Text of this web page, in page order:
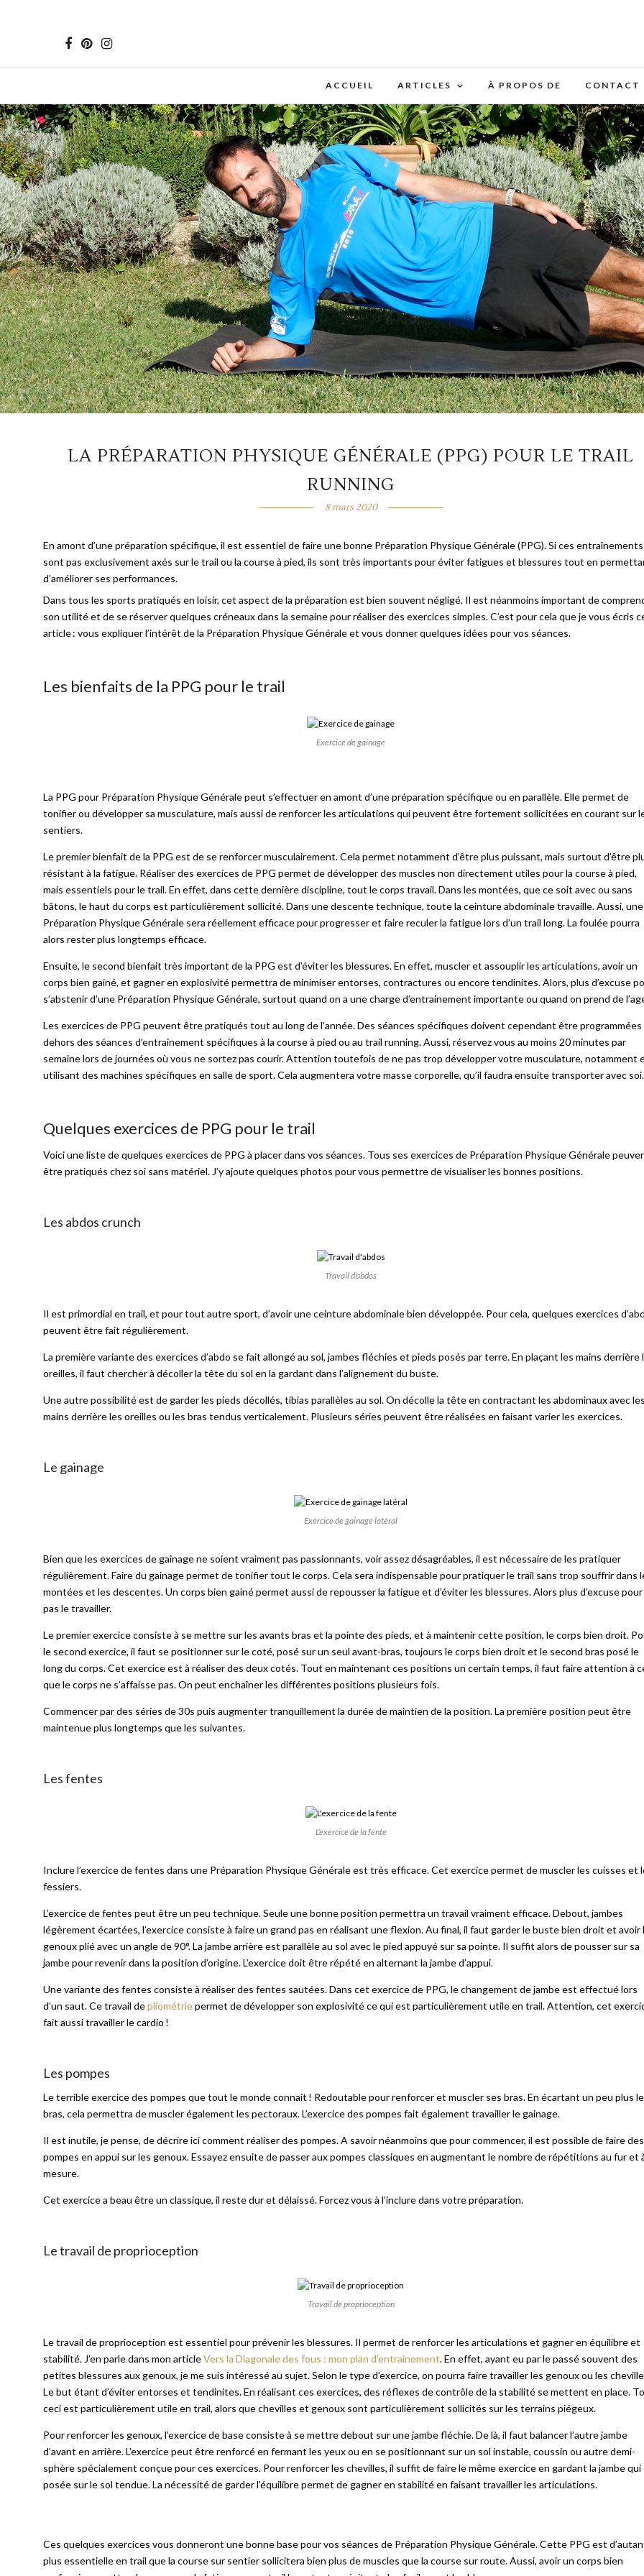
ACCUEIL ARTICLES À PROPOS DE CONTACT
LA PRÉPARATION PHYSIQUE GÉNÉRALE (PPG) POUR LE TRAIL
RUNNING
8 mars 2020
En amont d’une préparation spécifique, il est essentiel de faire une bonne Préparation Physique Générale (PPG). Si ces
sont pas exclusivement axés sur le trail ou la course à pied, ils sont très importants pour éviter fatigues et blessures tout en
d’améliorer ses performances.
Dans tous les sports pratiqués en loisir, cet aspect de la préparation est bien souvent négligé. Il est néanmoins important de
son utilité et de se réserver quelques créneaux dans la semaine pour réaliser des exercices simples. C’est pour cela que je vous écris
article : vous expliquer l’intérêt de la Préparation Physique Générale et vous donner quelques idées pour vos séances.
Les bienfaits de la PPG pour le trail
Exercice de gainage
La PPG pour Préparation Physique Générale peut s’effectuer en amont d’une préparation spécifique ou en parallèle. Elle permet de
tonifier ou développer sa musculature, mais aussi de renforcer les articulations qui peuvent être fortement sollicitées en courant sur
sentiers.
Le premier bienfait de la PPG est de se renforcer musculairement. Cela permet notamment d’être plus puissant, mais surtout d’être
résistant à la fatigue. Réaliser des exercices de PPG permet de développer des muscles non directement utiles pour la course à pied,
mais essentiels pour le trail. En effet, dans cette dernière discipline, tout le corps travail. Dans les montées, que ce soit avec ou sans
bâtons, le haut du corps est particulièrement sollicité. Dans une descente technique, toute la ceinture abdominale travaille. Aussi, une
Préparation Physique Générale sera réellement efficace pour progresser et faire reculer la fatigue lors d’un trail long. La foulée pourra
alors rester plus longtemps efficace.
Ensuite, le second bienfait très important de la PPG est d’éviter les blessures. En effet, muscler et assouplir les articulations, avoir un
corps bien gainé, et gagner en explosivité permettra de minimiser entorses, contractures ou encore tendinites. Alors, plus d’excuse
s’abstenir d’une Préparation Physique Générale, surtout quand on a une charge d’entrainement importante ou quand on prend de
Les exercices de PPG peuvent être pratiqués tout au long de l’année. Des séances spécifiques doivent cependant être programmées
dehors des séances d’entrainement spécifiques à la course à pied ou au trail running. Aussi, réservez vous au moins 20 minutes par
semaine lors de journées où vous ne sortez pas courir. Attention toutefois de ne pas trop développer votre musculature, notamment
utilisant des machines spécifiques en salle de sport. Cela augmentera votre masse corporelle, qu’il faudra ensuite transporter avec soi.
Quelques exercices de PPG pour le trail
Voici une liste de quelques exercices de PPG à placer dans vos séances. Tous ses exercices de Préparation Physique Générale
être pratiqués chez soi sans matériel. J’y ajoute quelques photos pour vous permettre de visualiser les bonnes positions.
Les abdos crunch
Travail d’abdos
Il est primordial en trail, et pour tout autre sport, d’avoir une ceinture abdominale bien développée. Pour cela, quelques exercices
peuvent être fait régulièrement.
La première variante des exercices d’abdo se fait allongé au sol, jambes fléchies et pieds posés par terre. En plaçant les mains derrière
oreilles, il faut chercher à décoller la tête du sol en la gardant dans l’alignement du buste.
Une autre possibilité est de garder les pieds décollés, tibias parallèles au sol. On décolle la tête en contractant les abdominaux avec les
mains derrière les oreilles ou les bras tendus verticalement. Plusieurs séries peuvent être réalisées en faisant varier les exercices.
Le gainage
Exercice de gainage latéral
Bien que les exercices de gainage ne soient vraiment pas passionnants, voir assez désagréables, il est nécessaire de les pratiquer
régulièrement. Faire du gainage permet de tonifier tout le corps. Cela sera indispensable pour pratiquer le trail sans trop souffrir dans
montées et les descentes. Un corps bien gainé permet aussi de repousser la fatigue et d’éviter les blessures. Alors plus d’excuse
pas le travailler.
Le premier exercice consiste à se mettre sur les avants bras et la pointe des pieds, et à maintenir cette position, le corps bien droit.
le second exercice, il faut se positionner sur le coté, posé sur un seul avant-bras, toujours le corps bien droit et le second bras posé le
long du corps. Cet exercice est à réaliser des deux cotés. Tout en maintenant ces positions un certain temps, il faut faire attention à
que le corps ne s’affaisse pas. On peut enchaîner les différentes positions plusieurs fois.
Commencer par des séries de 30s puis augmenter tranquillement la durée de maintien de la position. La première position peut être
maintenue plus longtemps que les suivantes.
Les fentes
L’exercice de la fente
Inclure l’exercice de fentes dans une Préparation Physique Générale est très efficace. Cet exercice permet de muscler les cuisses et
fessiers.
L’exercice de fentes peut être un peu technique. Seule une bonne position permettra un travail vraiment efficace. Debout, jambes
légèrement écartées, l’exercice consiste à faire un grand pas en réalisant une flexion. Au final, il faut garder le buste bien droit et avoir
genoux plié avec un angle de 90°. La jambe arrière est parallèle au sol avec le pied appuyé sur sa pointe. Il suffit alors de pousser sur sa
jambe pour revenir dans la position d’origine. L’exercice doit être répété en alternant la jambe d’appui.
Une variante des fentes consiste à réaliser des fentes sautées. Dans cet exercice de PPG, le changement de jambe est effectué lors
d’un saut. Ce travail depliométriepermet de développer son explosivité ce qui est particulièrement utile en trail. Attention, cet
fait aussi travailler le cardio !
Les pompes
Le terrible exercice des pompes que tout le monde connait ! Redoutable pour renforcer et muscler ses bras. En écartant un peu plus
bras, cela permettra de muscler également les pectoraux. L’exercice des pompes fait également travailler le gainage.
Il est inutile, je pense, de décrire ici comment réaliser des pompes. A savoir néanmoins que pour commencer, il est possible de faire des
pompes en appui sur les genoux. Essayez ensuite de passer aux pompes classiques en augmentant le nombre de répétitions au fur et
mesure.
Cet exercice a beau être un classique, il reste dur et délaissé. Forcez vous à l’inclure dans votre préparation.
Le travail de proprioception
Travail de proprioception
Le travail de proprioception est essentiel pour prévenir les blessures. Il permet de renforcer les articulations et gagner en équilibre et
stabilité. J’en parle dans mon articleVers la Diagonale des fous : mon plan d’entraînement. En effet, ayant eu par le passé souvent des
petites blessures aux genoux, je me suis intéressé au sujet. Selon le type d’exercice, on pourra faire travailler les genoux ou les
Le but étant d’éviter entorses et tendinites. En réalisant ces exercices, des réflexes de contrôle de la stabilité se mettent en place.
ceci est particulièrement utile en trail, alors que chevilles et genoux sont particulièrement sollicités sur les terrains piégeux.
Pour renforcer les genoux, l’exercice de base consiste à se mettre debout sur une jambe fléchie. De là, il faut balancer l’autre jambe
d’avant en arrière. L’exercice peut être renforcé en fermant les yeux ou en se positionnant sur un sol instable, coussin ou autre demi-
sphère spécialement conçue pour ces exercices. Pour renforcer les chevilles, il suffit de faire le même exercice en gardant la jambe qui
posée sur le sol tendue. La nécessité de garder l’équilibre permet de gagner en stabilité en faisant travailler les articulations.
Ces quelques exercices vous donneront une bonne base pour vos séances de Préparation Physique Générale. Cette PPG est
plus essentielle en trail que la course sur sentier sollicitera bien plus de muscles que la course sur route. Aussi, avoir un corps bien